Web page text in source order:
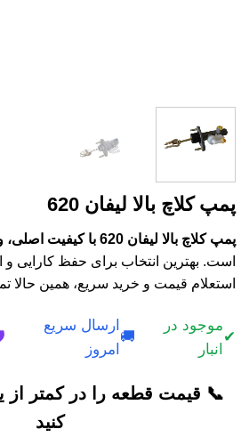
پمپ کلاچ بالا لیفان 620
پمپ کلاچ بالا لیفان 620 با کیفیت اصلی، وارداتی و استوک
است. بهترین انتخاب برای حفظ کارایی و
استعلام قیمت و خرید سریع، همین حالا
✔
موجود در
انبار
🚚
ارسال سریع
امروز
📞 قیمت قطعه را در کمتر از
کنید